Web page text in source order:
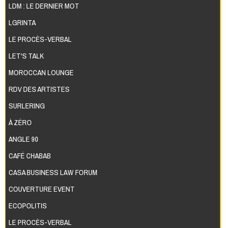
LDM : LE DERNIER MOT
LGRINTA
LE PROCÈS-VERBAL
LET'S TALK
MOROCCAN LOUNGE
RDV DES ARTISTES
SURLERING
À ZÉRO
ANGLE 90
CAFÉ CHABAB
CASA BUSINESS LAW FORUM
COUVERTURE EVENT
ECOPOLITIS
LE PROCÈS-VERBAL